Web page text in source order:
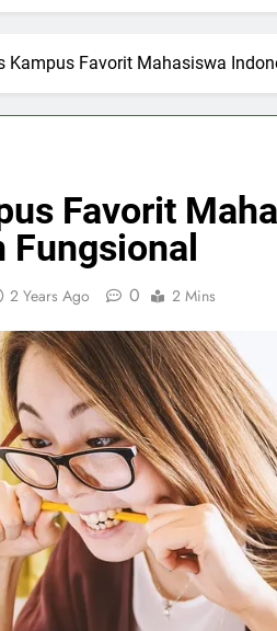
Kampus Favorit Mahasiswa
Favorit
Fungsional
2 Years Ago 0 2 Mins